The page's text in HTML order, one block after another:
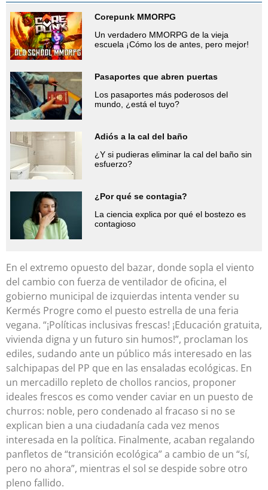
Corepunk MMORPG
Un verdadero MMORPG de la vieja
escuela ¡Cómo los de antes, pero mejor!
Pasaportes que abren puertas
Los pasaportes más poderosos del
mundo, ¿está el tuyo?
Adiós a la cal del baño
¿Y si pudieras eliminar la cal del baño sin
esfuerzo?
¿Por qué se contagia?
La ciencia explica por qué el bostezo es
contagioso
En el extremo opuesto del bazar, donde sopla el viento
del cambio con fuerza de ventilador de oficina, el
gobierno municipal de izquierdas intenta vender su
Kermés Progre como el puesto estrella de una feria
vegana. “¡Políticas inclusivas frescas! ¡Educación gratuita,
vivienda digna y un futuro sin humos!”, proclaman los
ediles, sudando ante un público más interesado en las
salchipapas del PP que en las ensaladas ecológicas. En
un mercadillo repleto de chollos rancios, proponer
ideales frescos es como vender caviar en un puesto de
churros: noble, pero condenado al fracaso si no se
explican bien a una ciudadanía cada vez menos
interesada en la política. Finalmente, acaban regalando
panfletos de “transición ecológica” a cambio de un “sí,
pero no ahora”, mientras el sol se despide sobre otro
pleno fallido.